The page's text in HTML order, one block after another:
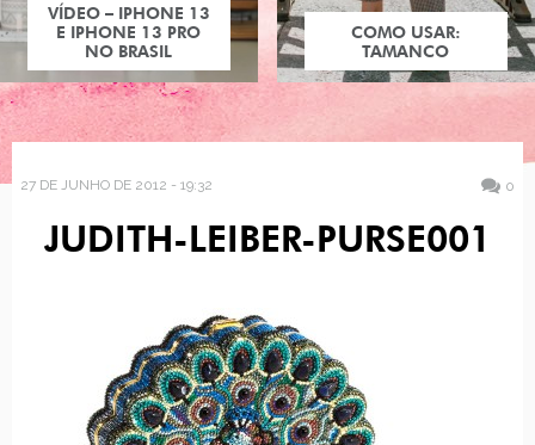
VÍDEO – IPHONE 13
E IPHONE 13 PRO
NO BRASIL
COMO USAR:
TAMANCO
27 DE JUNHO DE 2012 - 19:32 0
JUDITH-LEIBER-PURSE001